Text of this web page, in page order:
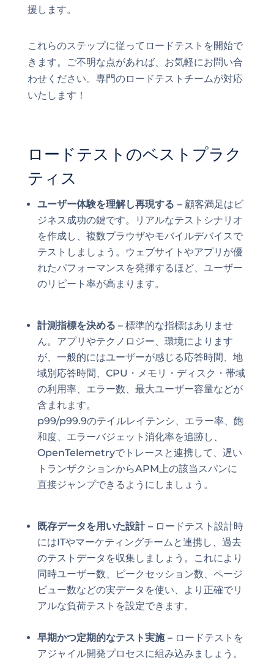
援します。
これらのステップに従ってロードテストを開始で
きます。ご不明な点があれば、お気軽にお問い合
わせください。専門のロードテストチームが対応
いたします！
ロードテストのベストプラク
ティス
ユーザー体験を理解し再現する –顧客満足はビ
ジネス成功の鍵です。リアルなテストシナリオ
を作成し、複数ブラウザやモバイルデバイスで
テストしましょう。ウェブサイトやアプリが優
れたパフォーマンスを発揮するほど、ユーザー
のリピート率が高まります。
計測指標を決める –標準的な指標はありませ
ん。アプリやテクノロジー、環境によります
が、一般的にはユーザーが感じる応答時間、地
域別応答時間、CPU・メモリ・ディスク・帯域
の利用率、エラー数、最大ユーザー容量などが
含まれます。
p99/p99.9のテイルレイテンシ、エラー率、飽
和度、エラーバジェット消化率を追跡し、
OpenTelemetryでトレースと連携して、遅い
トランザクションからAPM上の該当スパンに
直接ジャンプできるようにしましょう。
既存データを用いた設計 –ロードテスト設計時
にはITやマーケティングチームと連携し、過去
のテストデータを収集しましょう。これにより
同時ユーザー数、ピークセッション数、ページ
ビュー数などの実データを使い、より正確でリ
アルな負荷テストを設定できます。
早期かつ定期的なテスト実施 –ロードテストを
アジャイル開発プロセスに組み込みましょう。